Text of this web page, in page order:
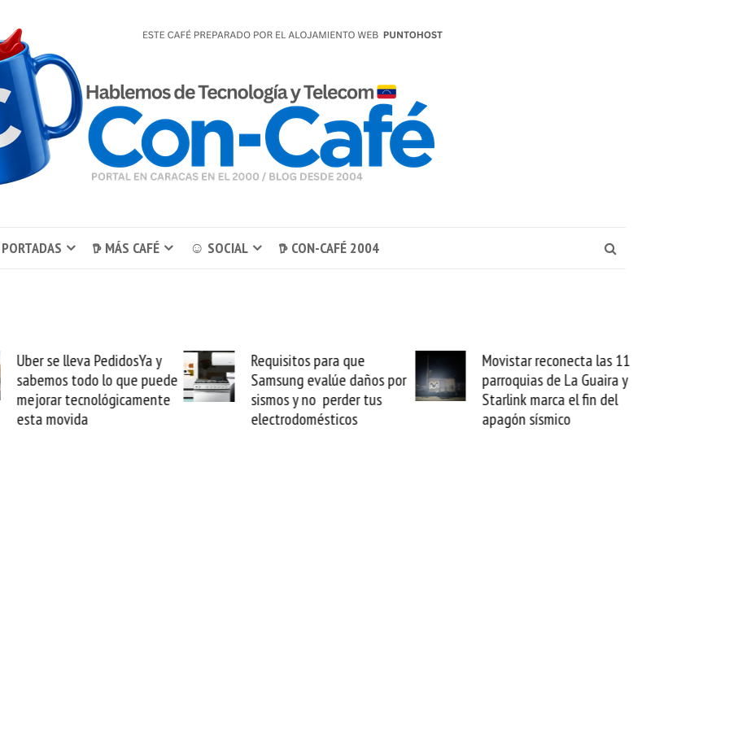
𖠚 MÁS CAFÉ ☺ SOCIAL 𖠚 CON-CAFÉ 2004
Requisitos para que
Samsung evalúe daños por
sismos y no perder tus
electrodomésticos
Movistar reconecta las 11
parroquias de La Guaira y
Starlink marca el fin del
apagón sísmico
LATAM Airlines lanza internet
satelital multiórbita con SES
transforma tus vuelos en
oficinas de alta velocidad